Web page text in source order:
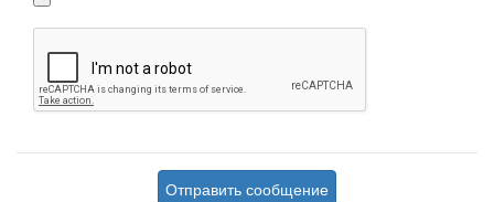
Отправить сообщение